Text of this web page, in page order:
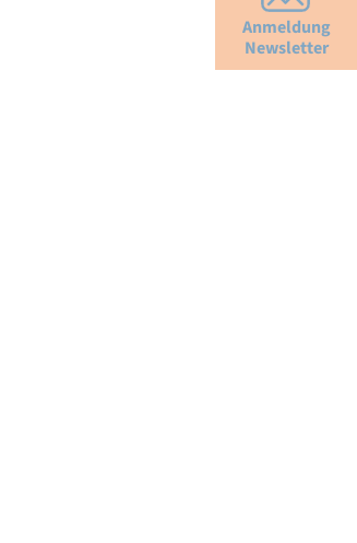
Anmeldung
Newsletter